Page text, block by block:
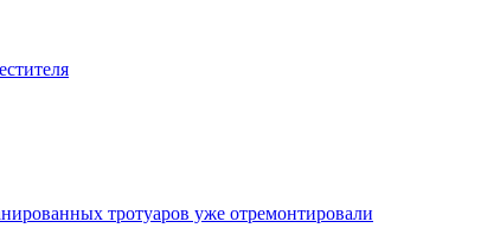
тротуаров уже отремонтировали